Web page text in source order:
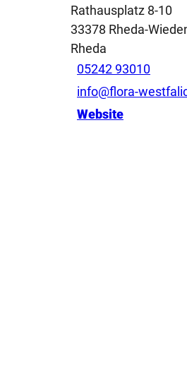
Rathausplatz 8-10
33378 Rheda-
Rheda
05242 93010
info@flora-
Website